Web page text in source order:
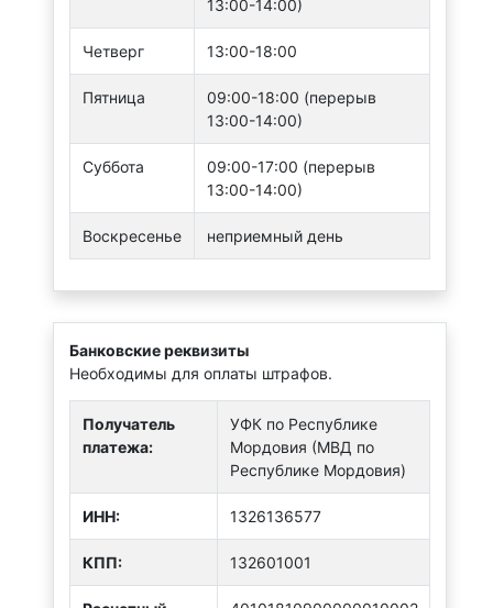
13:00-14:00)
Четверг 13:00-18:00
Пятница
09:00-18:00 (перерыв
13:00-14:00)
Суббота
09:00-17:00 (перерыв
13:00-14:00)
Воскресенье неприемный день
Банковские реквизиты
Необходимы для оплаты штрафов.
Получатель
платежа:
УФК по Республике
Мордовия (МВД по
Республике Мордовия)
ИНН: 1326136577
КПП: 132601001